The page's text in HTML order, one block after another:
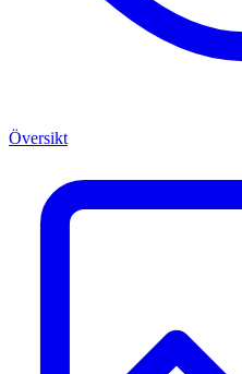
Översikt